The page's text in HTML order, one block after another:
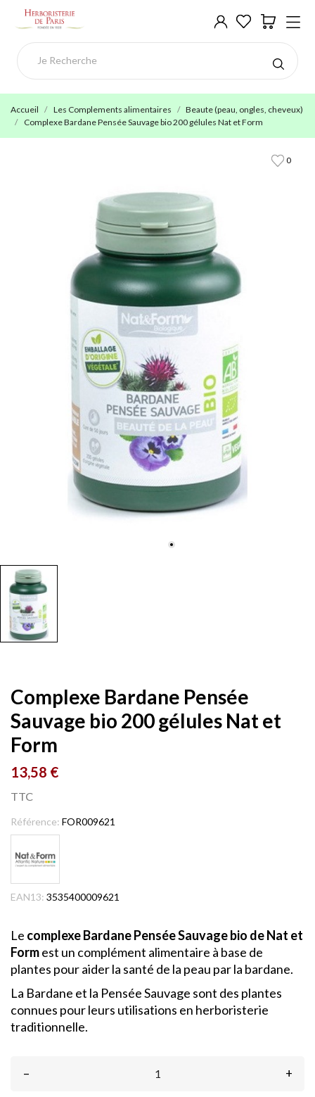
Accueil Les Complements alimentaires
Beaute (peau, ongles, cheveux)
Complexe Bardane Pensée Sauvage bio 200 gélules Nat et Form
0
Complexe Bardane Pensée
Sauvage bio 200 gélules Nat et
Form
13,58 €
TTC
Référence: FOR009621
EAN13: 3535400009621
Le complexe Bardane Pensée Sauvage bio de Nat et
Formest un complément alimentaire à base de
plantes pour aider la santé de la peau par la bardane.
La Bardane et la Pensée Sauvage sont des plantes
connues pour leurs utilisations en herboristerie
traditionnelle.
– +